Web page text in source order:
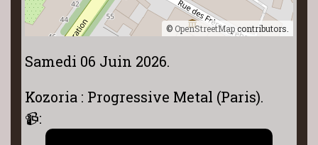
© OpenStreetMapcontributors.
Samedi 06 Juin 2026.
Kozoria : Progressive Metal (Paris).
📹: